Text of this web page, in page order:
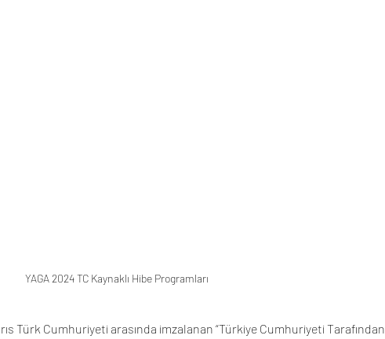
YAGA 2024 TC Kaynaklı Hibe Programları
Türk Cumhuriyeti arasında imzalanan “Türkiye Cumhuriyeti Tarafından